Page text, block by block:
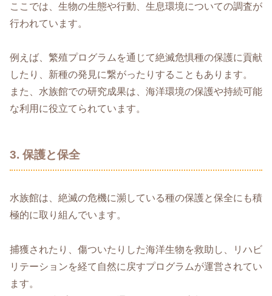
ここでは、生物の生態や行動、生息環境についての調査が
行われています。
例えば、繁殖プログラムを通じて絶滅危惧種の保護に貢献
したり、新種の発見に繋がったりすることもあります。
また、水族館での研究成果は、海洋環境の保護や持続可能
な利用に役立てられています。
3. 保護と保全
水族館は、絶滅の危機に瀕している種の保護と保全にも積
極的に取り組んでいます。
捕獲されたり、傷ついたりした海洋生物を救助し、リハビ
リテーションを経て自然に戻すプログラムが運営されてい
ます。